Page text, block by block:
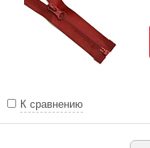
К сравнению